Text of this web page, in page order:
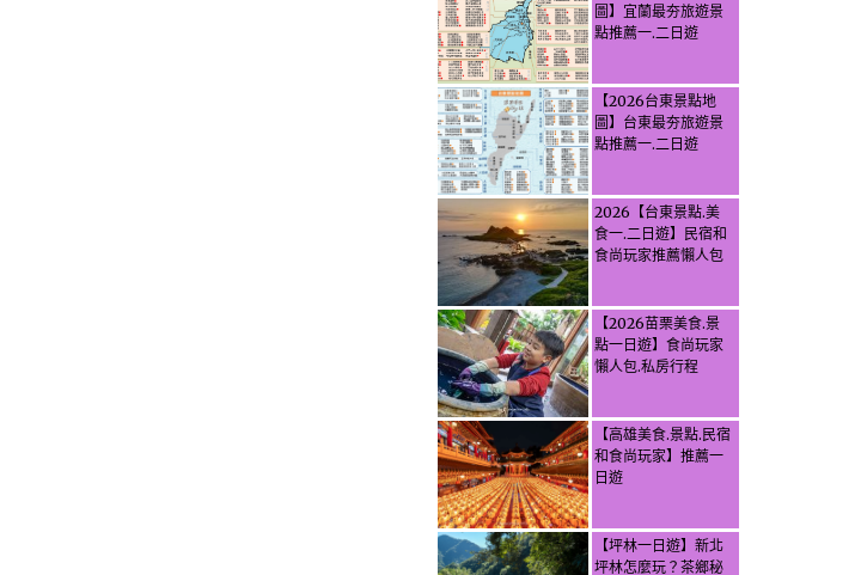
圖】宜蘭最夯旅遊景
點推薦一.二日遊
【2026台東景點地
圖】台東最夯旅遊景
點推薦一.二日遊
2026【台東景點.美
食一.二日遊】民宿和
食尚玩家推薦懶人包
【2026苗栗美食.景
點一日遊】食尚玩家
懶人包.私房行程
【高雄美食.景點.民宿
和食尚玩家】推薦一
日遊
【坪林一日遊】新北
坪林怎麼玩？茶鄉秘